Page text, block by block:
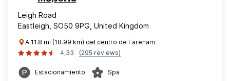
Leigh Road
Eastleigh, SO50 9PG, United Kingdom
A 11.8 mi (18.99 km) del centro de Fareham
4,33
(295 reviews)
Estacionamiento Spa